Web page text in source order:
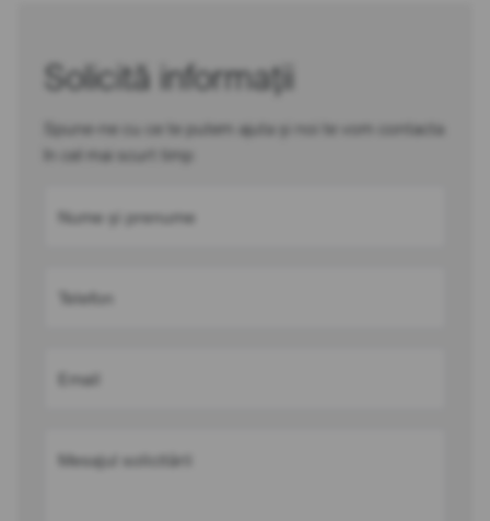
Solicită informații
Spune-ne cu ce te putem ajuta și noi te vom contacta
în cel mai scurt timp
Nume și prenume
Telefon
Email
Mesajul solicitării